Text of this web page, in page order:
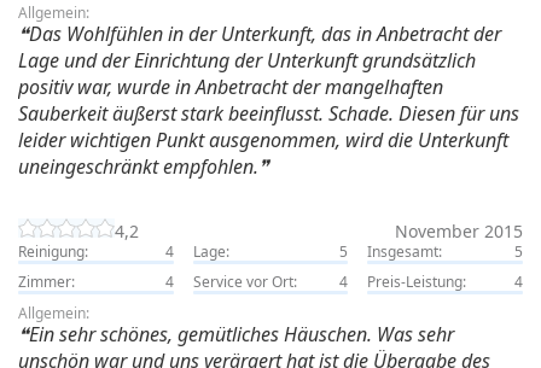
Allgemein:
Das Wohlfühlen in der Unterkunft, das in Anbetracht der
Lage und der Einrichtung der Unterkunft grundsätzlich
positiv war, wurde in Anbetracht der mangelhaften
Sauberkeit äußerst stark beeinflusst. Schade. Diesen für uns
leider wichtigen Punkt ausgenommen, wird die Unterkunft
uneingeschränkt empfohlen.
4,2 November 2015
Reinigung: 4 Lage: 5 Insgesamt:
5
Zimmer:
4 Service vor Ort: 4 Preis-Leistung:
4
Allgemein:
Ein sehr schönes, gemütliches Häuschen. Was sehr
unschön war und uns verärgert hat ist die Übergabe des